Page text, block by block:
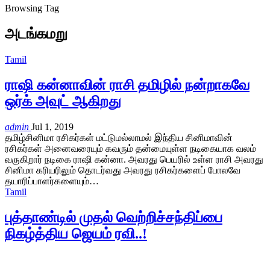
Browsing Tag
அடங்கமறு
Tamil
ராஷி கன்னாவின் ராசி தமிழில் நன்றாகவே
ஒர்க் அவுட் ஆகிறது
admin Jul 1, 2019
தமிழ்சினிமா ரசிகர்கள் மட்டுமல்லாமல் இந்திய சினிமாவின்
ரசிகர்கள் அனைவரையும் கவரும் தன்மையுள்ள நடிகையாக வலம்
வருகிறார் நடிகை ராஷி கன்னா. அவரது பெயரில் உள்ள ராசி அவரது
சினிமா கரியரிலும் தொடர்வது அவரது ரசிகர்களைப் போலவே
தயாரிப்பாளர்களையும்…
Tamil
புத்தாண்டில் முதல் வெற்றிச்சந்திப்பை
நிகழ்த்திய ஜெயம் ரவி..!